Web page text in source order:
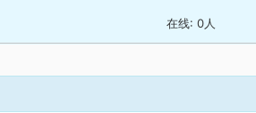
在线: 0人